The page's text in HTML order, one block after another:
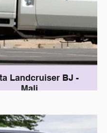
Landcruiser BJ -
Mali